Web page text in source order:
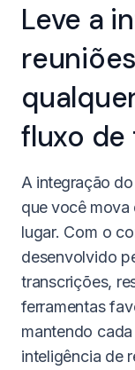
Leve a
fluxo de
A integração
que você mova
lugar. Com o
desenvolvido
transcrições,
ferramentas
mantendo
inteligência de